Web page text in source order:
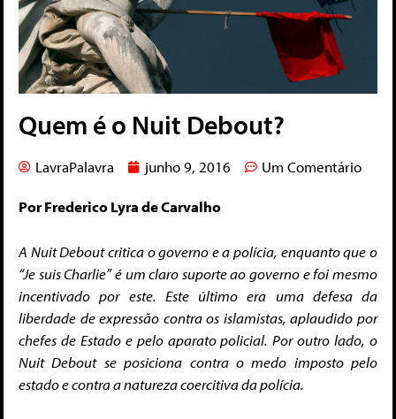
Quem é o Nuit Debout?
LavraPalavra junho 9, 2016 Um Comentário
Por Frederico Lyra de Carvalho
A Nuit Debout critica o governo e a polícia, enquanto que o
“Je suis Charlie” é um claro suporte ao governo e foi mesmo
incentivado por este. Este último era uma defesa da
liberdade de expressão contra os islamistas, aplaudido por
chefes de Estado e pelo aparato policial.Por outro lado, o
Nuit Debout se posiciona contra o medo imposto pelo
estado e contra a natureza coercitiva da polícia.